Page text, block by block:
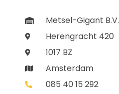
Metsel-Gigant B.V.
Herengracht 420
1017 BZ
Amsterdam
085 40 15 292